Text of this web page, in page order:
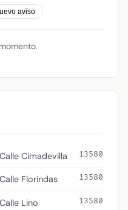
aviso
Calle Cimadevilla 13580
Calle Florindas 13580
Calle Lino 13580